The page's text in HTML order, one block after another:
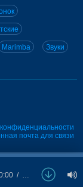
Marimba Звуки
почта для связи
…